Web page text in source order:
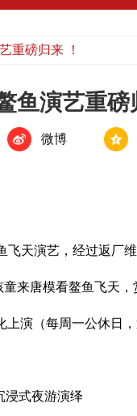
重磅归来 ！
鱼演艺重磅
微博
飞天演艺，经过返厂
来唐模看鳌鱼飞天，
演（每周一公休日，
浸式夜游演绎